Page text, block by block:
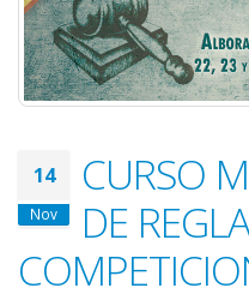
14
Nov
CURSO
DE